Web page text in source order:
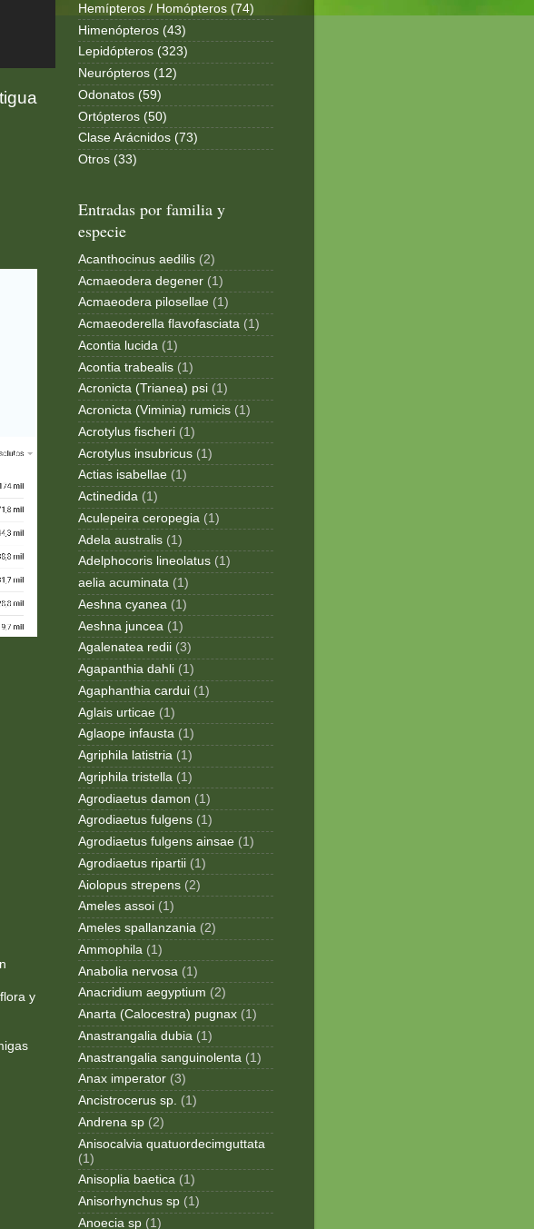
y
Hemípteros / Homópteros (74)
Himenópteros (43)
Lepidópteros (323)
Neurópteros (12)
Odonatos (59)
Ortópteros (50)
Clase Arácnidos (73)
Otros (33)
Entradas por familia y
especie
Acanthocinus aedilis (2)
Acmaeodera degener (1)
Acmaeodera pilosellae (1)
Acmaeoderella flavofasciata (1)
Acontia lucida (1)
Acontia trabealis (1)
Acronicta (Trianea) psi (1)
Acronicta (Viminia) rumicis (1)
Acrotylus fischeri (1)
Acrotylus insubricus (1)
Actias isabellae (1)
Actinedida (1)
Aculepeira ceropegia (1)
Adela australis (1)
Adelphocoris lineolatus (1)
aelia acuminata (1)
Aeshna cyanea (1)
Aeshna juncea (1)
Agalenatea redii (3)
Agapanthia dahli (1)
Agaphanthia cardui (1)
Aglais urticae (1)
Aglaope infausta (1)
Agriphila latistria (1)
Agriphila tristella (1)
Agrodiaetus damon (1)
Agrodiaetus fulgens (1)
Agrodiaetus fulgens ainsae (1)
Agrodiaetus ripartii (1)
Aiolopus strepens (2)
Ameles assoi (1)
Ameles spallanzania (2)
Ammophila (1)
Anabolia nervosa (1)
Anacridium aegyptium (2)
Anarta (Calocestra) pugnax (1)
Anastrangalia dubia (1)
Anastrangalia sanguinolenta (1)
Anax imperator (3)
Ancistrocerus sp. (1)
Andrena sp (2)
Anisocalvia quatuordecimguttata
(1)
Anisoplia baetica (1)
Anisorhynchus sp (1)
Anoecia sp (1)